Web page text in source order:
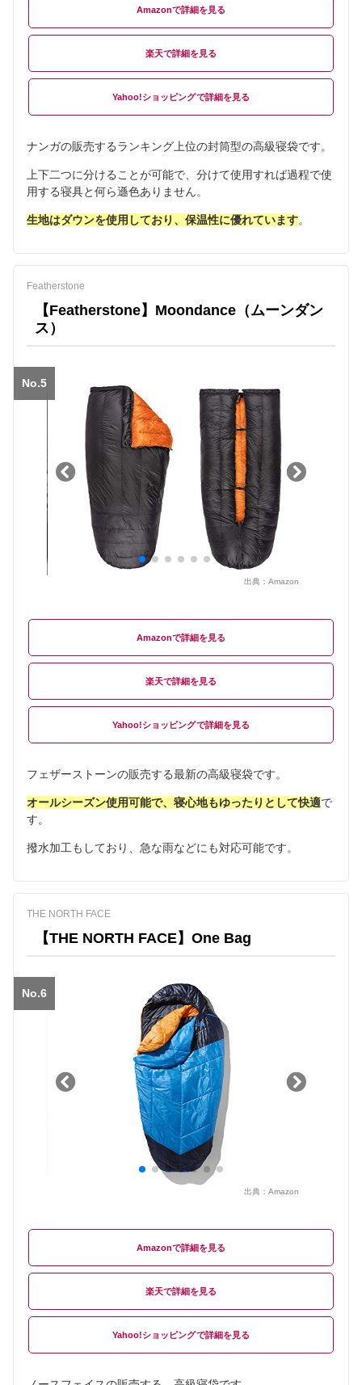
Amazon
楽天
Yahoo!ショッピング
ナンガの販売するランキング上位の封筒型の高級寝袋です。
上下二つに分けることが可能で、分けて使用すれば過程で使
用する寝具と何ら遜色ありません。
生地はダウンを使用しており、保温性に優れています。
Featherstone
【Featherstone】Moondance（ムーンダン
ス）
No.5
出典： Amazon
Amazon
楽天
Yahoo!ショッピング
フェザーストーンの販売する最新の高級寝袋です。
オールシーズン使用可能で、寝心地もゆったりとして快適で
す。
撥水加工もしており、急な雨などにも対応可能です。
THE NORTH FACE
【THE NORTH FACE】One Bag
No.6
出典： Amazon
Amazon
楽天
Yahoo!ショッピング